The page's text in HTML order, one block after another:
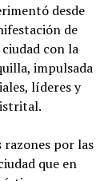
desde
de
con la
impulsada
líderes y
por las
que en